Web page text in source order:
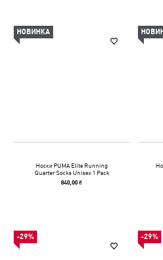
НОВИНКА
Носки PUMA Elite Running
Quarter Socks Unisex 1 Pack
840,00 ₴
-29% -29%